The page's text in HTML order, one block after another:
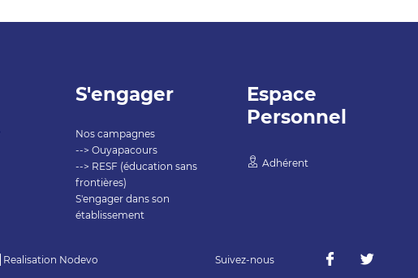
S'engager
Nos campagnes
--> Ouyapacours
--> RESF (éducation sans
frontières)
S'engager dans son
établissement
Espace
Personnel
Adhérent
Realisation Nodevo Suivez-nous